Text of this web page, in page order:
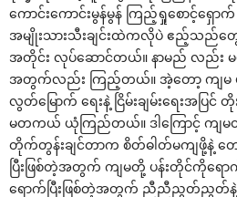
ကောင်းကောင်းမွန်မွန် ကြည့်ရှုစောင့်ရှေ
အမျိုးသားသီးချင်းထဲကလိုပဲ ဧည့်သ
အတိုင်း လုပ်ဆောင်တယ်။ နာမည် လည်း မ
အတွက်လည်း ကြည့်တယ်။ အဲ့တော့ ကျမ
လွတ်မြောက် ရေးနဲ့ ငြိမ်းချမ်းရေးအပ
မတကယ် ယုံကြည်တယ်။ ဒါကြောင့် ကျမ
တိုက်တွန်းချင်တာက စိတ်ဓါတ်မကျဖို့နဲ့ တေ
ပြီးဖြစ်တဲ့အတွက် ကျမတို့ ပန်းတိုင်ကိုရော
ရောက်ပြီးဖြစ်တဲ့အတွက် ညီညီညွတ်ညွတ်နဲ့